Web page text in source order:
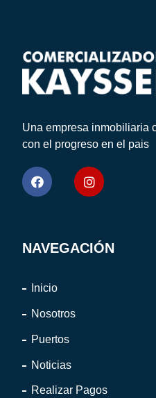
Una empresa inmobiliaria
con el progreso en el pais
NAVEGACIÓN
Inicio
Nosotros
Puertos
Noticias
Realizar Pagos